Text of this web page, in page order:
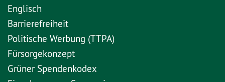
Englisch
Barrierefreiheit
Politische Werbung (TTPA)
Fürsorgekonzept
Grüner Spendenkodex